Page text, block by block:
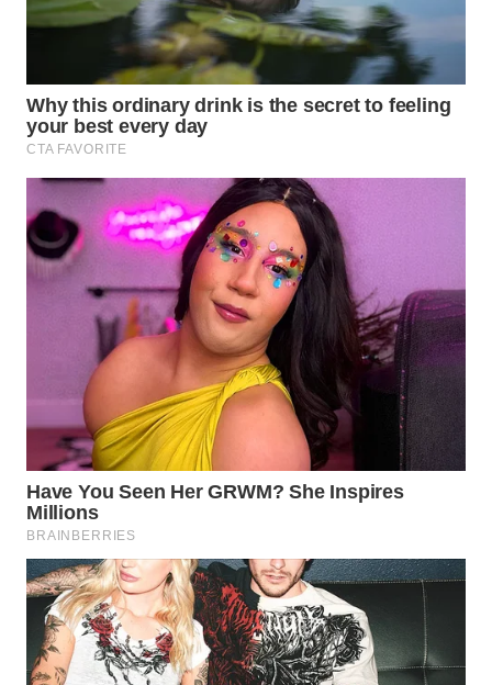
WN
WN
DEPOK
WN
TAPANULI
UTARA
WN
SAMOSIR
PADANG
LAWAS
WN
SUMEDANG
WN
CIANJUR
WN
KEPULAUAN